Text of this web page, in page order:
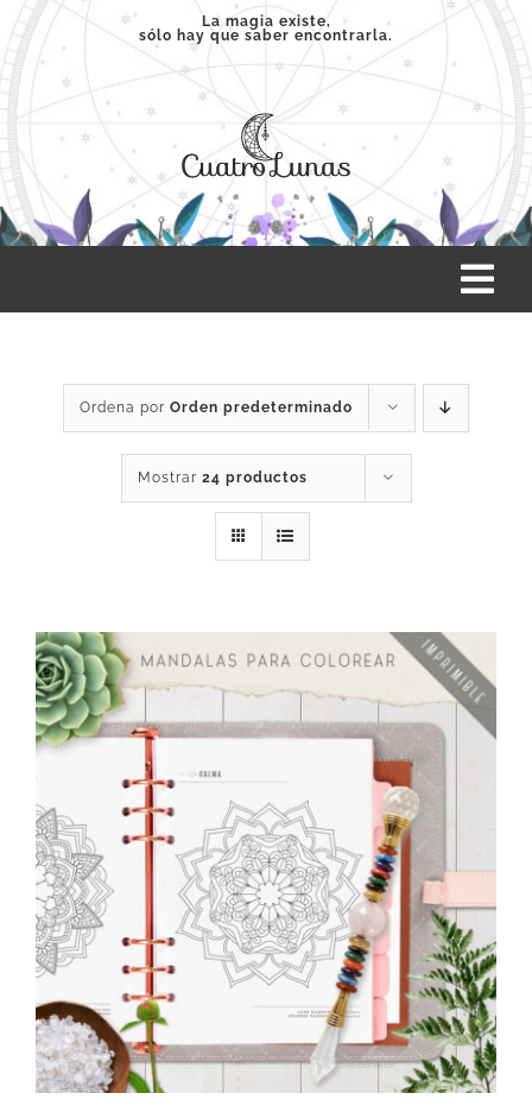
Saltar
contenido
La magia existe,
sólo hay que saber encontrarla.
SERVICIOS
PRODUCTOS
ARTÍCULOS
ACERCA
CONTACTO
Carrito
Ordena por Orden predeterminado
Mostrar 24 productos